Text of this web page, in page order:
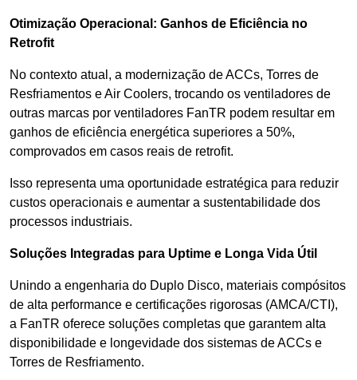
Otimização Operacional: Ganhos de Eficiência no
Retrofit
No contexto atual, a modernização de ACCs, Torres de
Resfriamentos e Air Coolers, trocando os ventiladores de
outras marcas por ventiladores FanTR podem resultar em
ganhos de eficiência energética superiores a 50%,
comprovados em casos reais de retrofit.
Isso representa uma oportunidade estratégica para reduzir
custos operacionais e aumentar a sustentabilidade dos
processos industriais.
Soluções Integradas para Uptime e Longa Vida Útil
Unindo a engenharia do Duplo Disco, materiais compósitos
de alta performance e certificações rigorosas (AMCA/CTI),
a FanTR oferece soluções completas que garantem alta
disponibilidade e longevidade dos sistemas de ACCs e
Torres de Resfriamento.